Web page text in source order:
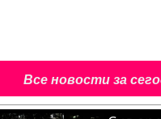
Все новости за